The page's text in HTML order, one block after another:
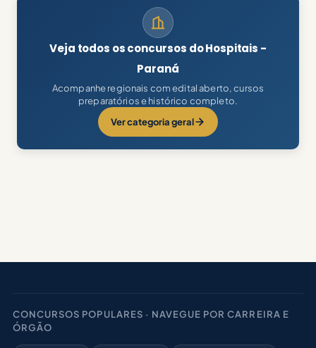
Veja todos os concursos do Hospitais -
Paraná
Acompanhe regionais com edital aberto, cursos
preparatórios e histórico completo.
Ver categoria geral
CONCURSOS POPULARES · NAVEGUE POR CARREIRA E
ÓRGÃO